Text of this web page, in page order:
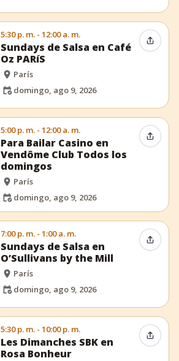
5:30 p. m. - 12:00 a. m.
Sundays de Salsa en Café
Oz PARíS
París
domingo, ago 9, 2026
5:00 p. m. - 12:00 a. m.
Para Bailar Casino en
Vendôme Club Todos los
domingos
París
domingo, ago 9, 2026
7:00 p. m. - 1:00 a. m.
Sundays de Salsa en
O’Sullivans by the Mill
París
domingo, ago 9, 2026
5:30 p. m. - 10:00 p. m.
Les Dimanches SBK en
Rosa Bonheur